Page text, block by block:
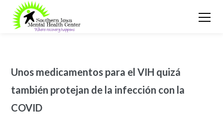
Unos medicamentos para el VIH quizá
también protejan de la infección con la
COVID